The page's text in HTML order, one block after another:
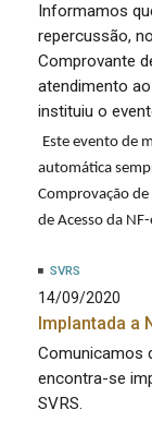
Informamos
repercussão,
Comprovante
atendimento
instituiu o
Este evento de
automática
Comprovação de
de Acesso da NF-
SVRS
14/09/2020
Implantada a
Comunicamos
encontra-se
SVRS.